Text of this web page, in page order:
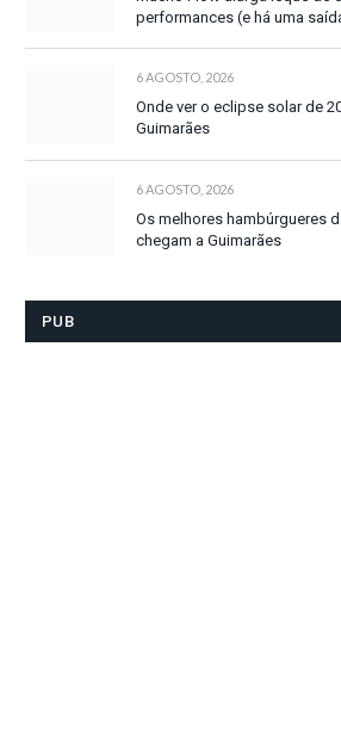
performances (e há uma
6 AGOSTO, 2026
Onde ver o eclipse solar de
Guimarães
6 AGOSTO, 2026
Os melhores hambúrgueres
chegam a Guimarães
PUB